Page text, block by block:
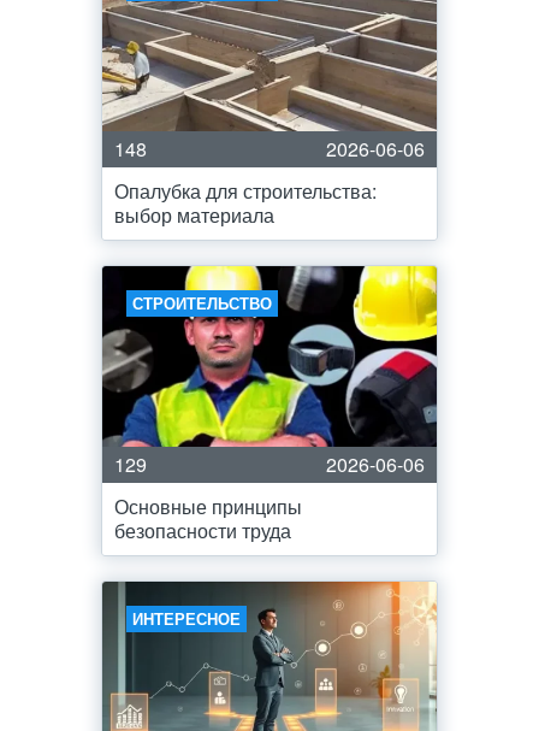
148
2026-06-06
Опалубка для строительства:
выбор материала
СТРОИТЕЛЬСТВО
129
2026-06-06
Основные принципы
безопасности труда
ИНТЕРЕСНОЕ